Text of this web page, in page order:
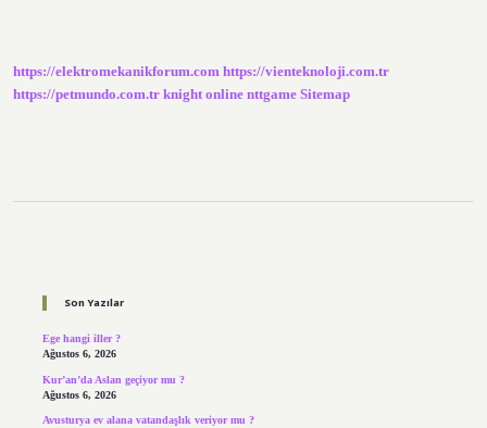
https://elektromekanikforum.com https://vienteknoloji.com.tr
https://petmundo.com.tr knight online nttgame Sitemap
Son Yazılar
Ege hangi iller ?
Ağustos 6, 2026
Kur’an’da Aslan geçiyor mu ?
Ağustos 6, 2026
Avusturya ev alana vatandaşlık veriyor mu ?